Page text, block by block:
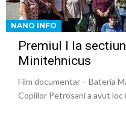
NANO INFO
Premiul I la
Minitehnicus
Film documentar – Bateria
Copiilor Petrosani a avut